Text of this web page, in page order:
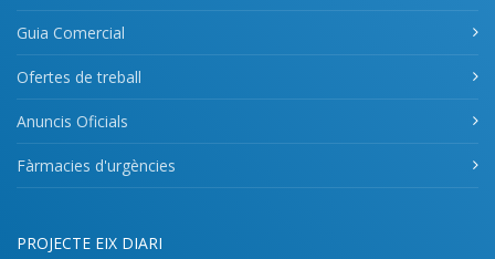
Guia Comercial
Ofertes de treball
Anuncis Oficials
Fàrmacies d'urgències
PROJECTE EIX DIARI